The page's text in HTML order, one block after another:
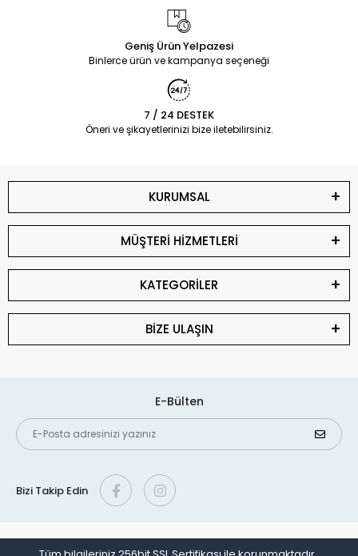
Geniş Ürün Yelpazesi
Binlerce ürün ve kampanya seçeneği
7 / 24 DESTEK
Öneri ve şikayetlerinizi bize iletebilirsiniz.
KURUMSAL
MÜŞTERİ HİZMETLERİ
KATEGORİLER
BİZE ULAŞIN
E-Bülten
Bizi Takip Edin